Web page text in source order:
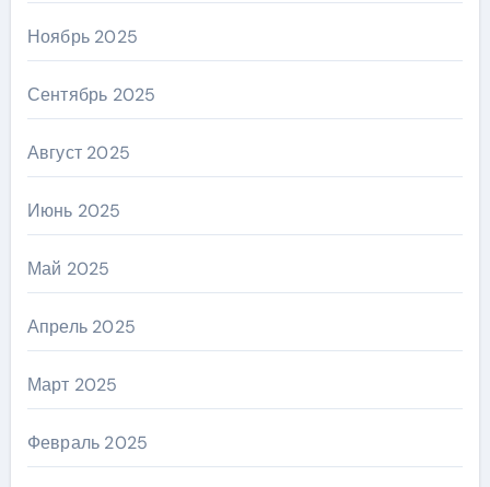
Ноябрь 2025
Сентябрь 2025
Август 2025
Июнь 2025
Май 2025
Апрель 2025
Март 2025
Февраль 2025